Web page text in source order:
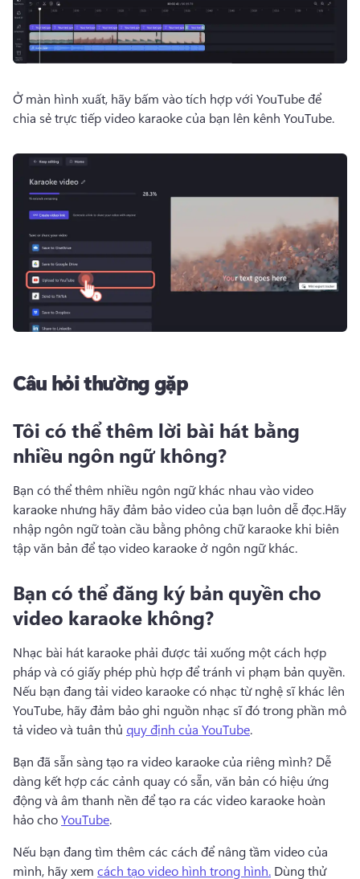
Ở màn hình xuất, hãy bấm vào tích hợp với YouTube để
chia sẻ trực tiếp video karaoke của bạn lên kênh YouTube.
Câu hỏi thường gặp
Tôi có thể thêm lời bài hát bằng
nhiều ngôn ngữ không?
Bạn có thể thêm nhiều ngôn ngữ khác nhau vào video
karaoke nhưng hãy đảm bảo video của bạn luôn dễ đọc.Hãy
nhập ngôn ngữ toàn cầu bằng phông chữ karaoke khi biên
tập văn bản để tạo video karaoke ở ngôn ngữ khác.
Bạn có thể đăng ký bản quyền cho
video karaoke không?
Nhạc bài hát karaoke phải được tải xuống một cách hợp
Nếu bạn đang tải video karaoke có nhạc từ nghệ sĩ khác lên
YouTube, hãy đảm bảo ghi nguồn nhạc sĩ đó trong phần mô
tả video và tuân thủ quy định của YouTube.
Bạn đã sẵn sàng tạo ra video karaoke của riêng mình? Dễ
dàng kết hợp các cảnh quay có sẵn, văn bản có hiệu ứng
động và âm thanh nền để tạo ra các video karaoke hoàn
hảo cho YouTube.
Nếu bạn đang tìm thêm các cách để nâng tầm video của
mình, hãy xem cách tạo video hình trong hình. Dùng thử